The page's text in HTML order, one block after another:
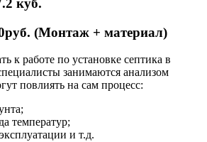
куб.
(Монтаж + материал)
к работе по установке септика в
занимаются анализом
повлиять на сам процесс:
температур;
и т.д.